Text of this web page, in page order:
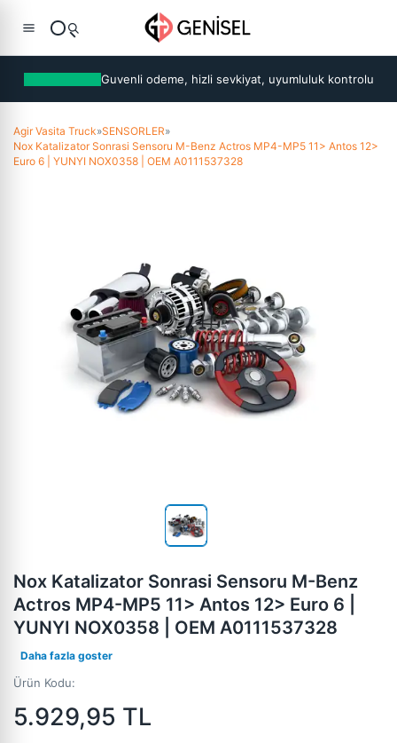
Guvenli odeme, hizli sevkiyat, uyumluluk kontrolu
Agir Vasita Truck»SENSORLER»
Nox Katalizator Sonrasi Sensoru M-Benz Actros MP4-MP5 11> Antos 12>
Euro 6 | YUNYI NOX0358 | OEM A0111537328
Nox Katalizator Sonrasi Sensoru M-Benz
Actros MP4-MP5 11> Antos 12> Euro 6 |
YUNYI NOX0358 | OEM A0111537328
Daha fazla goster
Ürün Kodu:
5.929,95 TL